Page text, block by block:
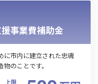
事業費補助金
に市内に建立された忠魂
のことです。
上限